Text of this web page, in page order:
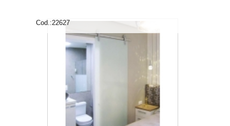
Cod.:22627